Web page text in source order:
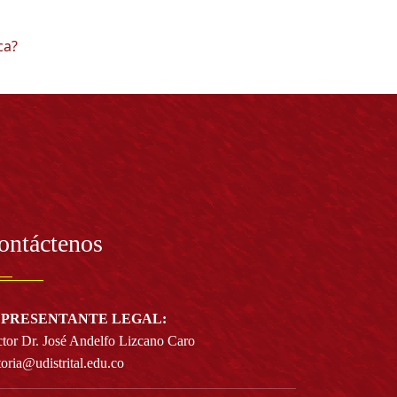
LEGAL:
Dr. José Andelfo Lizcano Caro